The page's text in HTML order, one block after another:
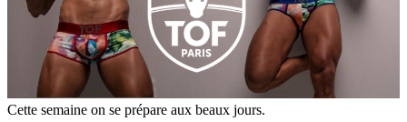
Cette semaine on se prépare aux beaux jours.